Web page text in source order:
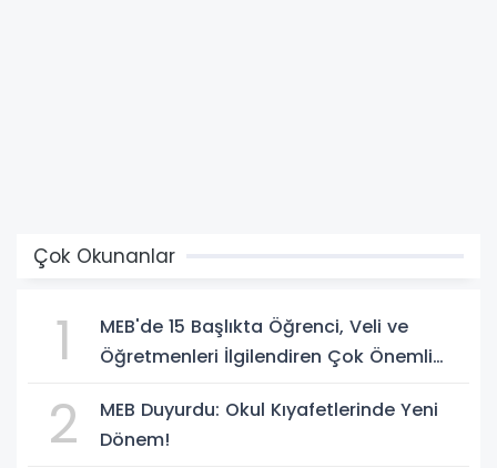
Çok Okunanlar
1
MEB'de 15 Başlıkta Öğrenci, Veli ve
Öğretmenleri İlgilendiren Çok Önemli
2
MEB Duyurdu: Okul Kıyafetlerinde Yeni
Dönem!